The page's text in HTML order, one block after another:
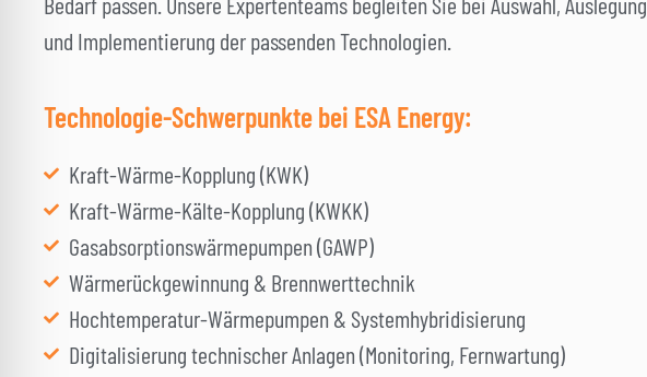
und Implementierung der passenden Technologien.
Technologie-Schwerpunkte bei ESA Energy:
Kraft-Wärme-Kopplung (KWK)
Kraft-Wärme-Kälte-Kopplung (KWKK)
Gasabsorptionswärmepumpen (GAWP)
Wärmerückgewinnung & Brennwerttechnik
Hochtemperatur-Wärmepumpen & Systemhybridisierung
Digitalisierung technischer Anlagen (Monitoring, Fernwartung)